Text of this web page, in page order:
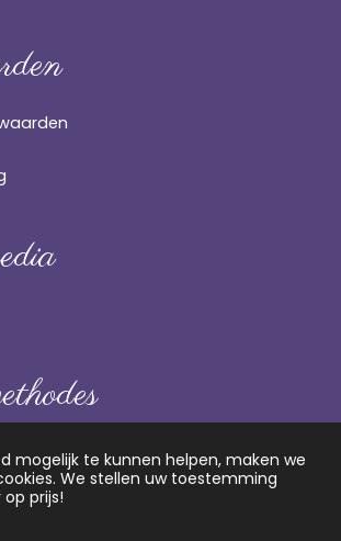
mogelijk te kunnen helpen, maken we
We stellen uw toestemming
prijs!